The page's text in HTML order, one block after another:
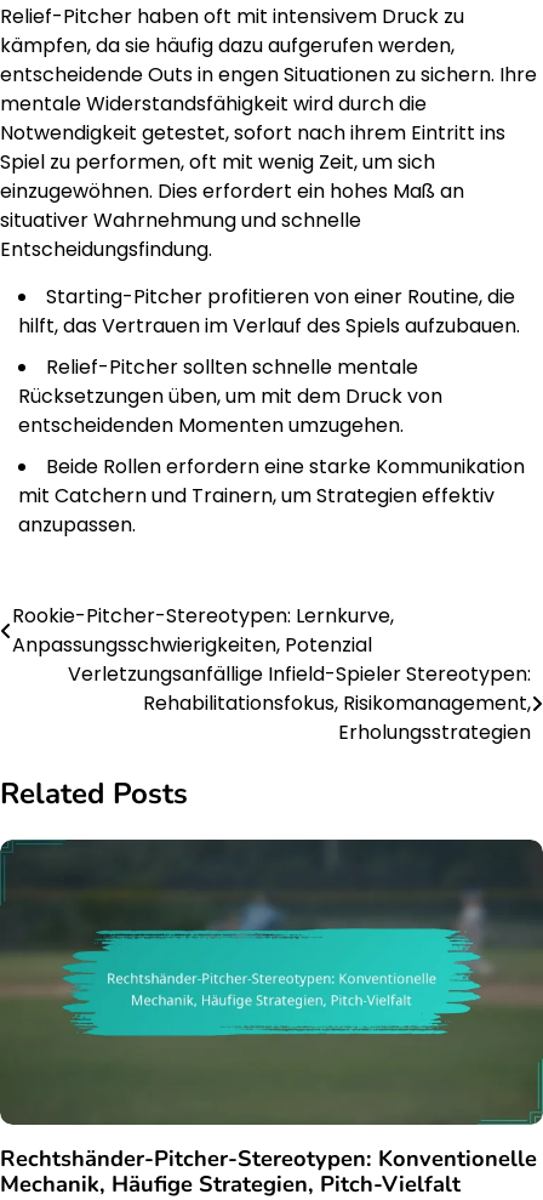
Relief-Pitcher haben oft mit intensivem Druck zu
kämpfen, da sie häufig dazu aufgerufen werden,
entscheidende Outs in engen Situationen zu sichern. Ihre
mentale Widerstandsfähigkeit wird durch die
Notwendigkeit getestet, sofort nach ihrem Eintritt ins
Spiel zu performen, oft mit wenig Zeit, um sich
einzugewöhnen. Dies erfordert ein hohes Maß an
situativer Wahrnehmung und schnelle
Entscheidungsfindung.
Starting-Pitcher profitieren von einer Routine, die
hilft, das Vertrauen im Verlauf des Spiels aufzubauen.
Relief-Pitcher sollten schnelle mentale
Rücksetzungen üben, um mit dem Druck von
entscheidenden Momenten umzugehen.
Beide Rollen erfordern eine starke Kommunikation
mit Catchern und Trainern, um Strategien effektiv
anzupassen.
Post
navigation
Rookie-Pitcher-Stereotypen: Lernkurve,
Anpassungsschwierigkeiten, Potenzial
Verletzungsanfällige Infield-Spieler Stereotypen:
Rehabilitationsfokus, Risikomanagement,
Erholungsstrategien
Related Posts
Rechtshänder-Pitcher-Stereotypen: Konventionelle
Mechanik, Häufige Strategien, Pitch-Vielfalt